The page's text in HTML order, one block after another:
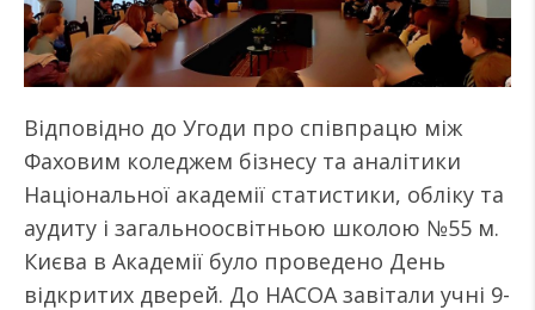
Відповідно до Угоди про співпрацю між
Фаховим коледжем бізнесу та аналітики
Національної академії статистики, обліку та
аудиту і загальноосвітньою школою №55 м.
Києва в Академії було проведено День
відкритих дверей. До НАСОА завітали учні 9-